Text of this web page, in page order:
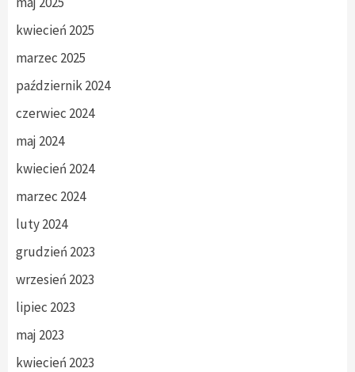
kwiecień 2025
marzec 2025
październik 2024
czerwiec 2024
maj 2024
kwiecień 2024
marzec 2024
luty 2024
grudzień 2023
wrzesień 2023
lipiec 2023
maj 2023
kwiecień 2023